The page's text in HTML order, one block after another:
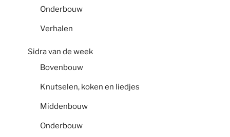
Onderbouw
Verhalen
Sidra van de week
Bovenbouw
Knutselen, koken en liedjes
Middenbouw
Onderbouw